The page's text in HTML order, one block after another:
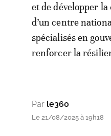
et de développer
d’un centre
spécialisés en
renforcer la
Par le360
Le 21/08/2025 à 19h18